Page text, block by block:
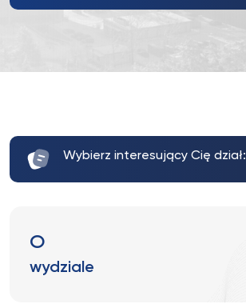
Wybierz interesujący Cię dział:
O
wydziale